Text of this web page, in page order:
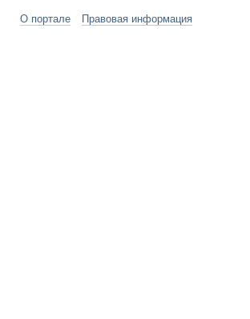
О портале Правовая информация